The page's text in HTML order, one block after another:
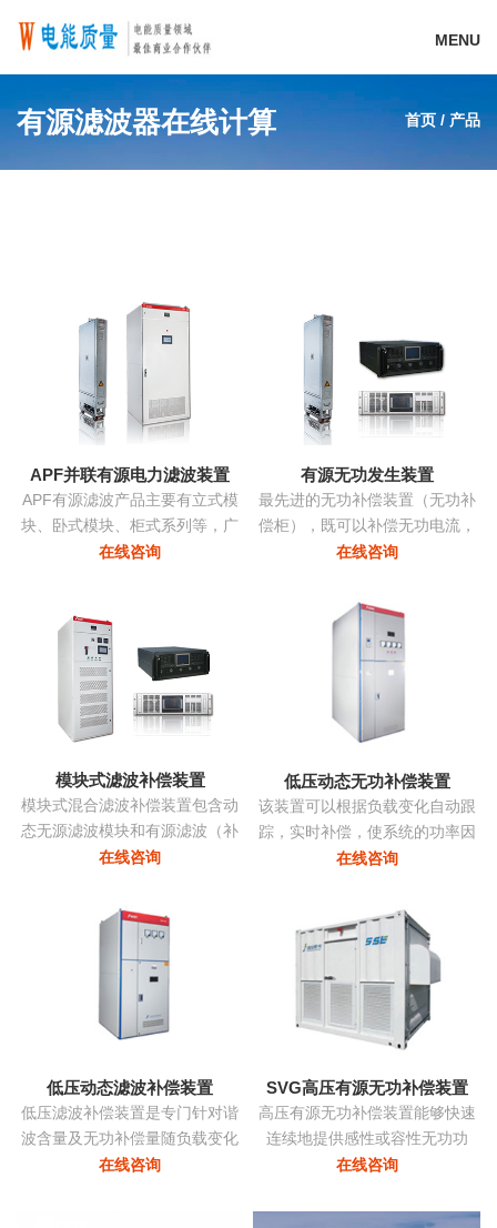
MENU
首页 / 产品
有源滤波器在线计算
APF并联有源电力滤波装置
APF有源滤波产品主要有立式模
块、卧式模块、柜式系列等，广
泛应用多种负载产生的谐波。
在线咨询
有源无功发生装置
最先进的无功补偿装置（无功补
偿柜），既可以补偿无功电流，
亦可补偿谐波电流，改善三相不
制系统振荡...
在线咨询
模块式滤波补偿装置
模块式混合滤波补偿装置包含动
态无源滤波模块和有源滤波（补
偿）模块两部分，共同承担无功
分和无源部分均由同一控制器控
制。无源部分包括多组单调谐支
路，主要动态调节无功并抑制特
征次谐波电流。有源滤波模块动
偿...
在线咨询
低压动态无功补偿装置
该装置可以根据负载变化自动跟
踪，实时补偿，使系统的功率因
数始终保持在最佳点，同时采用
合，组装维护极为方便且可以进
行随意的扩展，性价比非常高...
在线咨询
低压动态滤波补偿装置
低压滤波补偿装置是专门针对谐
波含量及无功补偿量随负载变化
的负载而设计，该装置根据负载
在线咨询
SVG高压有源无功补偿装置
高压有源无功补偿装置能够快速
连续地提供感性或容性无功功
率，实现考核点的恒定无功、恒
定、高效、优质地运行。在配电
在线咨询